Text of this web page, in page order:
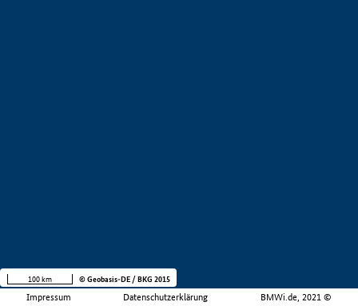
Impressum Datenschutzerklärung BMWi.de, 2021 ©
100 km © Geobasis-DE / BKG 2015